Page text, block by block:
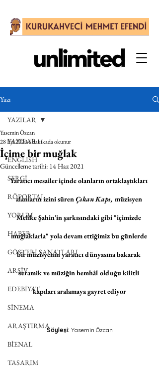
Yazı
YAZILAR
ENGLISH
SERGİ
RÖPORTAJ
YORUM
HABER
GÖSTERİ SANATLARI
ARŞİV
EDEBİYAT
SİNEMA
ARAŞTIRMA
BİENAL
TASARIM
YAZILAR
İçime bir muğlak
Yasemin Özcan
28 Eyl 20206 dakikada okunur
Güncelleme tarihi: 14 Haz 2021
Yaratıcı mesailer içinde olanların ortaklaştıkları
alanların izini süren Çıkan Kapı, müzisyen
Melike Şahin'in şarkısındaki gibi "içimizde
muğlaklarla" yola devam ettiğimiz bu günlerde
bir müzisyenin yaratıcı dünyasına bakarak
seramik ve müziğin hemhâl olduğu kilitli
kapıları aralamaya gayret ediyor
Söyleşi: Yasemin Özcan